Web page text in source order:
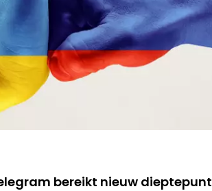
bereikt nieuw dieptepunt